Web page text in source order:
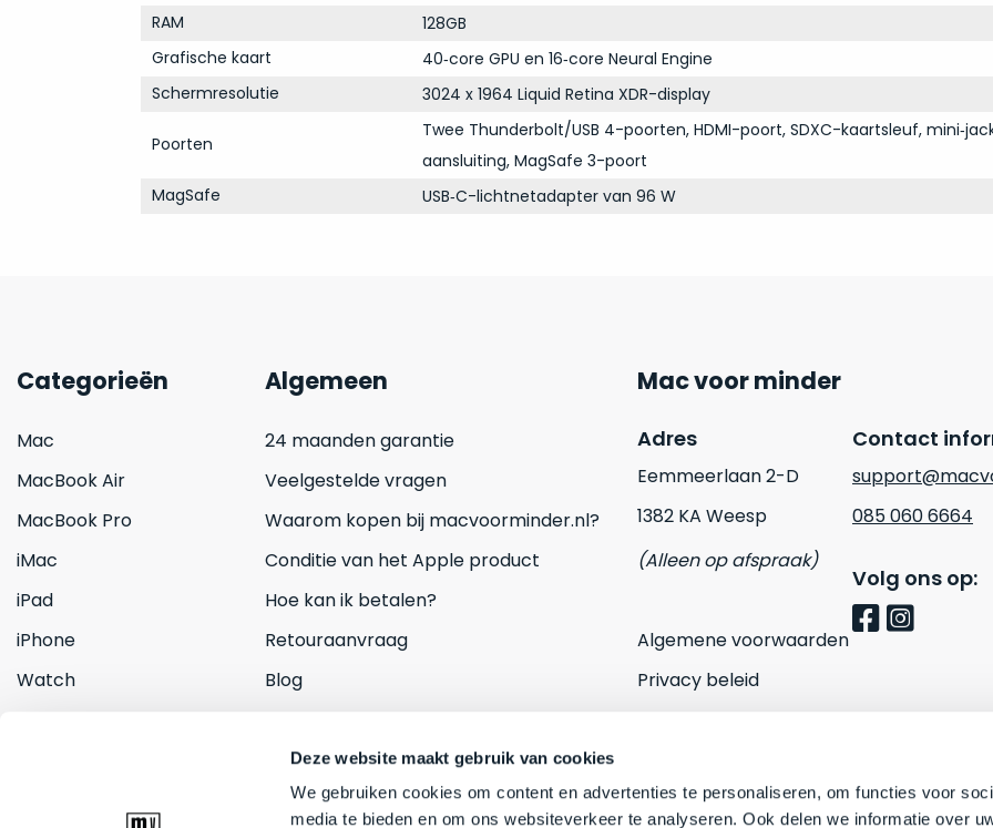
Deze website maakt gebruik van cookies
We gebruiken cookies om content en advertenties te personaliseren, om functies voor
media te bieden en om ons websiteverkeer te analyseren. Ook delen we informatie over
RAM
128GB
Grafische kaart
40‑core GPU en 16‑core Neural Engine
Schermresolutie
3024 x 1964 Liquid Retina XDR-display
Poorten
Twee Thunderbolt/USB 4-poorten, HDMI-poort, SDXC-kaartsleuf,
aansluiting, MagSafe 3-poort
MagSafe
USB‑C-lichtnetadapter van 96 W
Categorieën
Mac
MacBook Air
MacBook Pro
iMac
iPad
iPhone
Watch
Algemeen
24 maanden garantie
Veelgestelde vragen
Waarom kopen bij macvoorminder.nl?
Conditie van het Apple product
Hoe kan ik betalen?
Retouraanvraag
Blog
Mac voor minder
Adres
Eemmeerlaan 2-D
1382 KA Weesp
(Alleen op afspraak)
Algemene voorwaarden
Privacy beleid
Contact
085 060 6664
Volg ons op: